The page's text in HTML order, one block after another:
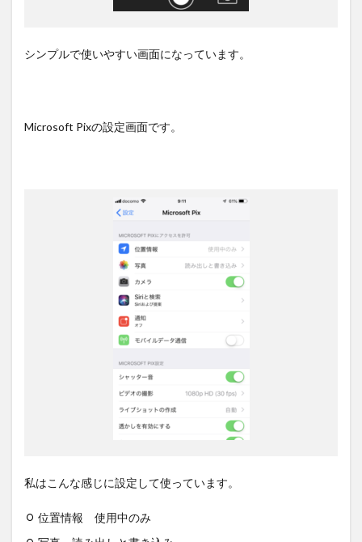
シンプルで使いやすい画面になっています。
Microsoft Pixの設定画面です。
私はこんな感じに設定して使っています。
位置情報 使用中のみ